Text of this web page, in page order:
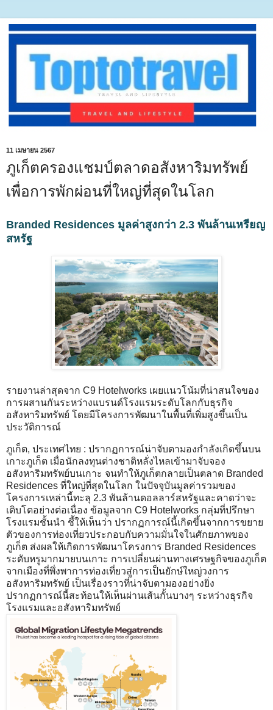
11 เมษายน 2567
ภูเก็ตครองแชมป์ตลาดอสังหาริมทรัพย์
เพื่อการพักผ่อนที่ใหญ่ที่สุดในโลก
Branded Residences มูลค่าสูงกว่า 2.3 พันล้านเหรียญ
สหรัฐ
รายงานล่าสุดจาก C9 Hotelworks เผยแนวโน้มที่น่าสนใจของ
การผสานกันระหว่างแบรนด์โรงแรมระดับโลกกับธุรกิจ
อสังหาริมทรัพย์ โดยมีโครงการพัฒนาในพื้นที่เพิ่มสูงขึ้นเป็น
ประวัติการณ์
ภูเก็ต, ประเทศไทย : ปรากฏการณ์น่าจับตามองกำลังเกิดขึ้นบน
เกาะภูเก็ต เมื่อนักลงทุนต่างชาติหลั่งไหลเข้ามาจับจอง
อสังหาริมทรัพย์บนเกาะ จนทำให้ภูเก็ตกลายเป็นตลาด Branded
Residences ที่ใหญ่ที่สุดในโลก ในปัจจุบันมูลค่ารวมของ
โครงการเหล่านี้ทะลุ 2.3 พันล้านดอลลาร์สหรัฐและคาดว่าจะ
เติบโตอย่างต่อเนื่อง ข้อมูลจาก C9 Hotelworks กลุ่มที่ปรึกษา
โรงแรมชั้นนำ ชี้ให้เห็นว่า ปรากฏการณ์นี้เกิดขึ้นจากการขยาย
ตัวของการท่องเที่ยวประกอบกับความมั่นใจในศักยภาพของ
ภูเก็ต ส่งผลให้เกิดการพัฒนาโครงการ Branded Residences
ระดับหรูมากมายบนเกาะ การเปลี่ยนผ่านทางเศรษฐกิจของภูเก็ต
จากเมืองที่พึ่งพาการท่องเที่ยวสู่การเป็นยักษ์ใหญ่วงการ
อสังหาริมทรัพย์ เป็นเรื่องราวที่น่าจับตามองอย่างยิ่ง
ปรากฏการณ์นี้สะท้อนให้เห็นผ่านเส้นกั้นบางๆ ระหว่างธุรกิจ
โรงแรมและอสังหาริมทรัพย์